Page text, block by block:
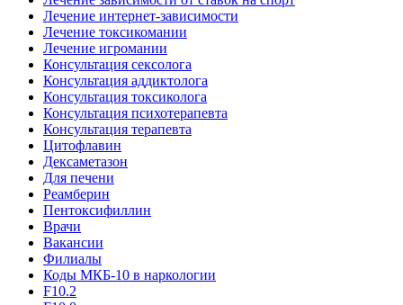
Лечение интернет-зависимости
Лечение токсикомании
Лечение игромании
Консультация сексолога
Консультация аддиктолога
Консультация токсиколога
Консультация психотерапевта
Консультация терапевта
Цитофлавин
Дексаметазон
Для печени
Реамберин
Пентоксифиллин
Врачи
Вакансии
Филиалы
Коды МКБ-10 в наркологии
F10.2